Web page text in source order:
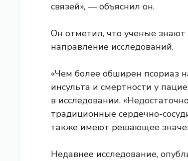
связей», — объяснил он.
Он отметил, что ученые
направление исследований.
«Чем более обширен псориаз
инсульта и смертности у
в исследовании.
традиционные сердечно-
также имеют решающее
Недавнее исследование,